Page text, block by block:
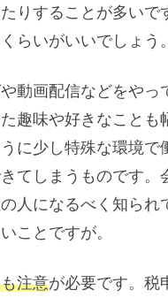
りすることが多い
らいがいいでしょう。
動画配信などをやっ
趣味や好きなこと
に少し特殊な環境
てしまうものです。
人になるべく知ら
ことですが。
注意が必要です。税